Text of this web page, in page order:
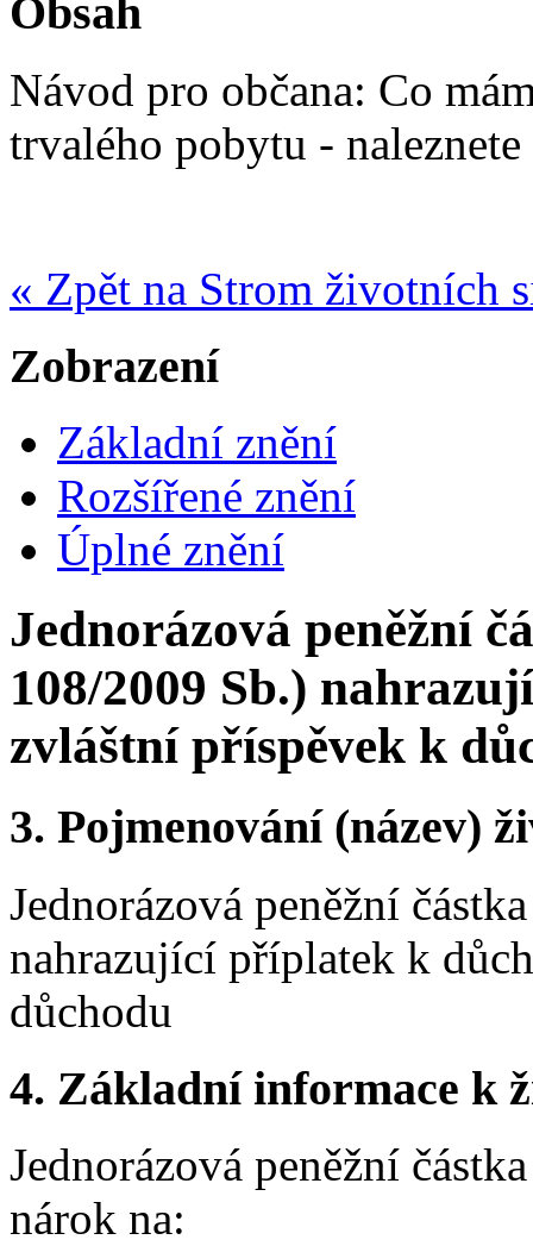
Obsah
Návod pro občana: Co
trvalého pobytu - naleznete
« Zpět na Strom životních
Zobrazení
Základní znění
Rozšířené znění
Úplné znění
Jednorázová peněžní
108/2009 Sb.)
zvláštní příspěvek k
3. Pojmenování (název)
Jednorázová peněžní
nahrazující příplatek k
důchodu
4. Základní informace k
Jednorázová peněžní
nárok na: